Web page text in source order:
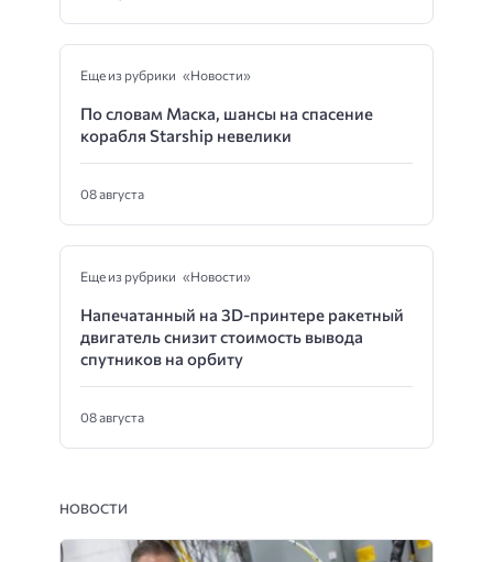
Еще из рубрики «Новости»
По словам Маска, шансы на спасение
корабля Starship невелики
08 августа
Еще из рубрики «Новости»
Напечатанный на 3D-принтере ракетный
двигатель снизит стоимость вывода
спутников на орбиту
08 августа
НОВОСТИ